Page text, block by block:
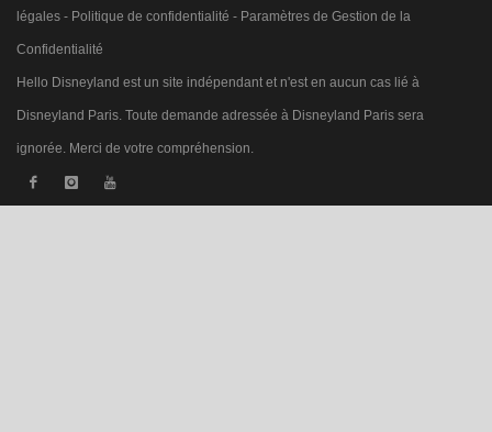
légales - Politique de confidentialité - Paramètres de Gestion de la
Confidentialité
Hello Disneyland est un site indépendant et n'est en aucun cas lié à
Disneyland Paris. Toute demande adressée à Disneyland Paris sera
ignorée. Merci de votre compréhension.